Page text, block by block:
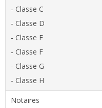
- Classe C
- Classe D
- Classe E
- Classe F
- Classe G
- Classe H
Notaires